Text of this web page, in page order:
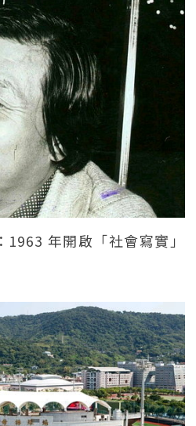
年開啟「社會寫實」